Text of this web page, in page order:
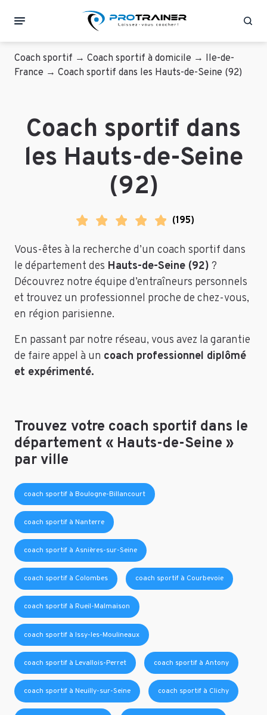
Coach sportif → Coach sportif à domicile → Ile-de-
France → Coach sportif dans les Hauts-de-Seine (92)
Coach sportif dans
les Hauts-de-Seine
(92)
(195)
Vous-êtes à la recherche d’un coach sportif dans
le département des Hauts-de-Seine (92) ?
Découvrez notre équipe d’entraîneurs personnels
et trouvez un professionnel proche de chez-vous,
en région parisienne.
En passant par notre réseau, vous avez la garantie
de faire appel à un coach professionnel diplômé
et expérimenté.
Trouvez votre coach sportif dans le
département « Hauts-de-Seine »
par ville
coach sportif à Boulogne-Billancourt
coach sportif à Nanterre
coach sportif à Asnières-sur-Seine
coach sportif à Colombes coach sportif à Courbevoie
coach sportif à Rueil-Malmaison
coach sportif à Issy-les-Moulineaux
coach sportif à Levallois-Perret coach sportif à Antony
coach sportif à Neuilly-sur-Seine coach sportif à Clichy